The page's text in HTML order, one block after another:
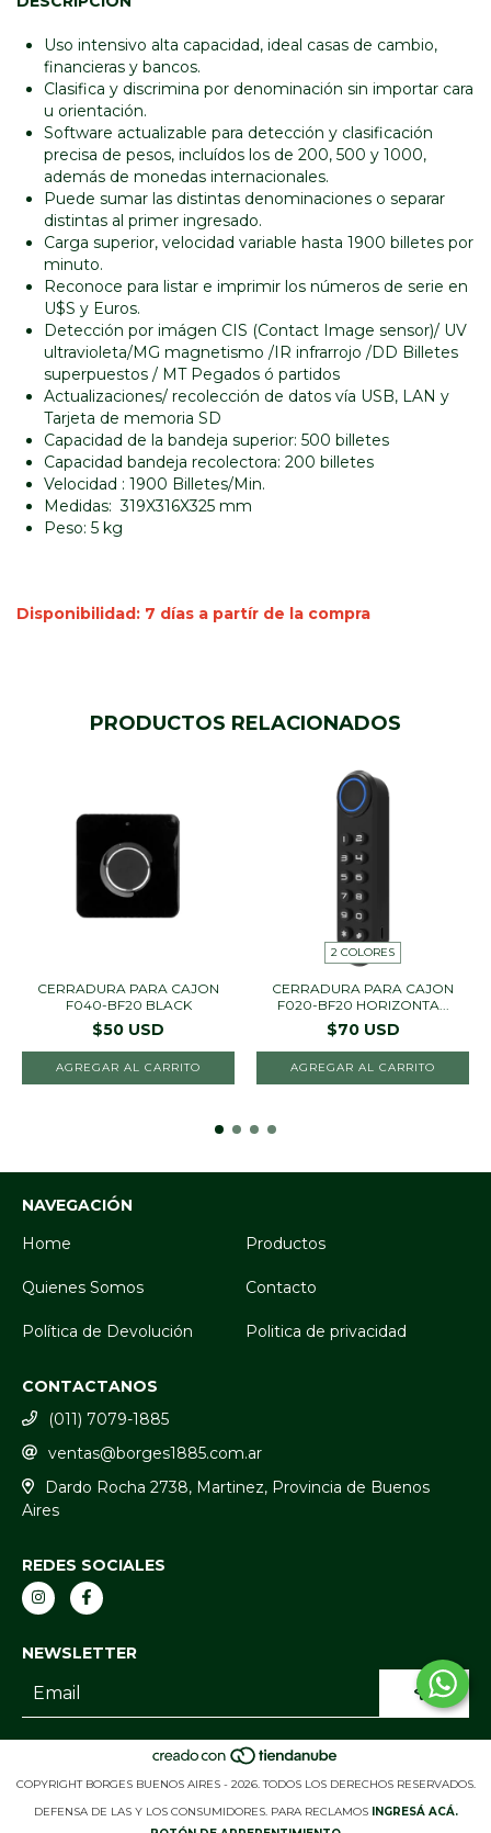
Uso intensivo alta capacidad, ideal casas de cambio,
financieras y bancos.
Clasifica y discrimina por denominación sin importar cara
u orientación.
Software actualizable para detección y clasificación
precisa de pesos, incluídos los de 200, 500 y 1000,
además de monedas internacionales.
Puede sumar las distintas denominaciones o separar
distintas al primer ingresado.
Carga superior, velocidad variable hasta 1900 billetes por
minuto.
Reconoce para listar e imprimir los números de serie en
U$S y Euros.
Detección por imágen CIS (Contact Image sensor)/ UV
ultravioleta/MG magnetismo /IR infrarrojo /DD Billetes
superpuestos / MT Pegados ó partidos
Actualizaciones/ recolección de datos vía USB, LAN y
Tarjeta de memoria SD
Capacidad de la bandeja superior: 500 billetes
Capacidad bandeja recolectora: 200 billetes
Velocidad : 1900 Billetes/Min.
Medidas: 319X316X325 mm
Peso: 5 kg
Disponibilidad: 7 días a partír de la compra
PRODUCTOS RELACIONADOS
CERRADURA PARA CAJON
F040-BF20 BLACK
$50 USD
AGREGAR AL CARRITO
2 COLORES
CERRADURA PARA CAJON
F020-BF20 HORIZONTA...
$70 USD
AGREGAR AL CARRITO
NAVEGACIÓN
Home
Productos
Quienes Somos Contacto
Política de Devolución Politica de privacidad
CONTACTANOS
(011) 7079-1885
ventas@borges1885.com.ar
Dardo Rocha 2738, Martinez, Provincia de Buenos
Aires
REDES SOCIALES
NEWSLETTER
COPYRIGHT BORGES BUENOS AIRES - 2026. TODOS LOS DERECHOS RESERVADOS.
DEFENSA DE LAS Y LOS CONSUMIDORES. PARA RECLAMOS INGRESÁ ACÁ.